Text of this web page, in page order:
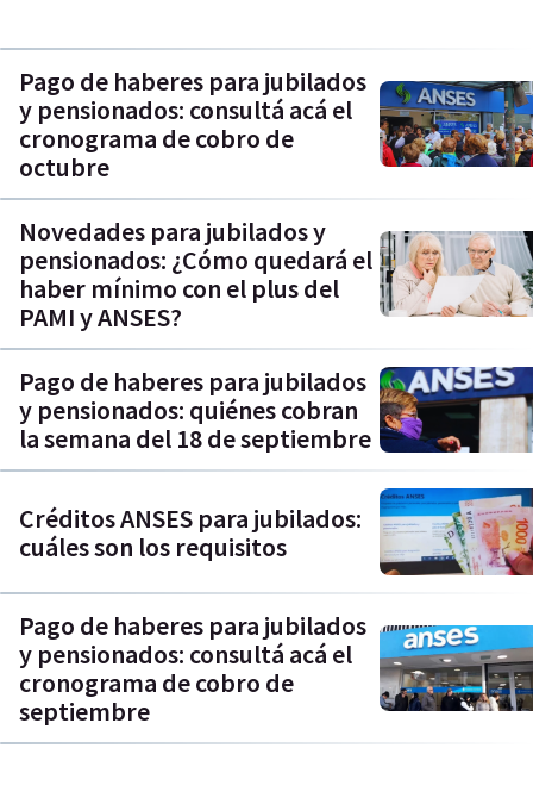
Pago de haberes para jubilados
y pensionados: consultá acá el
cronograma de cobro de
octubre
Novedades para jubilados y
pensionados: ¿Cómo quedará el
haber mínimo con el plus del
PAMI y ANSES?
Pago de haberes para jubilados
y pensionados: quiénes cobran
la semana del 18 de septiembre
Créditos ANSES para jubilados:
cuáles son los requisitos
Pago de haberes para jubilados
y pensionados: consultá acá el
cronograma de cobro de
septiembre